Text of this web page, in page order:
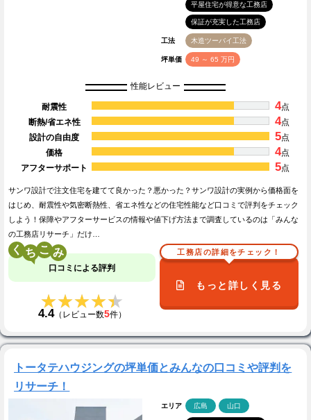
平屋住宅が得意な工務店
保証が充実した工務店
工法 木造ツーバイ工法
坪単価 49 ～ 65 万円
性能レビュー
耐震性 4点
断熱/省エネ性
4点
設計の自由度
5点
価格
4点
アフターサポート
5点
サンワ設計で注文住宅を建てて良かった？悪かった？サンワ設計の実例から価格面を
はじめ、耐震性や気密断熱性、省エネ性などの住宅性能など口コミで評判をチェック
しよう！保障やアフターサービスの情報や値下げ方法まで調査しているのは「みんな
の工務店リサーチ」だけ…
く こ
口コミによる評判
★★★★★
★★★★★
4.4（レビュー数5件）
工務店の詳細をチェック！
もっと詳しく見る
トータテハウジングの坪単価とみんなの口コミや評判を
リサーチ！
エリア 広島 山口